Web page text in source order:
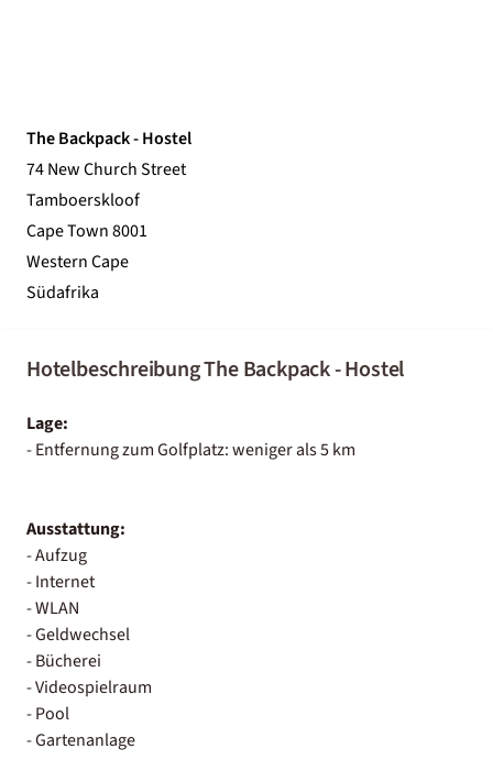
The Backpack - Hostel
74 New Church Street
Tamboerskloof
Cape Town 8001
Western Cape
Südafrika
Hotelbeschreibung The Backpack - Hostel
Lage:
- Entfernung zum Golfplatz: weniger als 5 km
Ausstattung:
- Aufzug
- Internet
- WLAN
- Geldwechsel
- Bücherei
- Videospielraum
- Pool
- Gartenanlage